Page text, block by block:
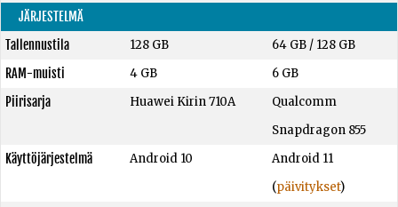
JÄRJESTELMÄ
Tallennustila
128 GB 64 GB / 128 GB
RAM-muisti
4 GB
6 GB
Piirisarja
Huawei Kirin 710A
Qualcomm
Snapdragon 855
Käyttöjärjestelmä
Android 10
Android 11
(päivitykset)